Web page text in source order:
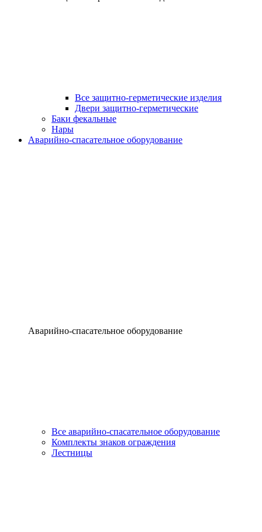
Все защитно-герметические изделия
Двери защитно-герметические
Баки фекальные
Нары
Аварийно-спасательное оборудование
Аварийно-спасательное оборудование
Все аварийно-спасательное оборудование
Комплекты знаков ограждения
Лестницы